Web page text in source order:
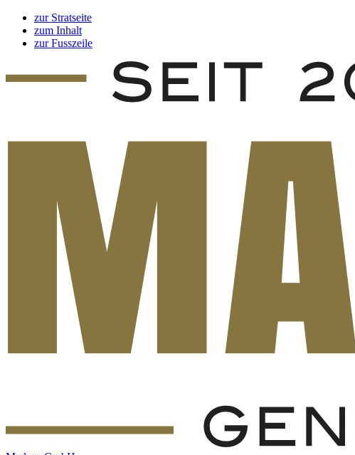
zur Stratseite
zum Inhalt
zur Fusszeile